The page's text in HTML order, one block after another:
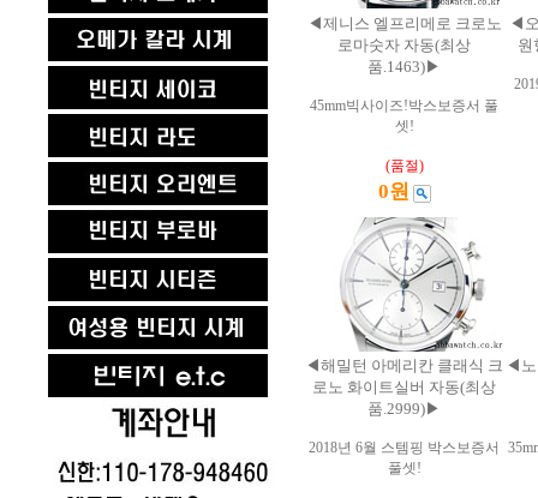
◀제니스 엘프리메로 크로노
로마숫자 자동(최상
품.1463)▶
45mm빅사이즈!박스보증서 풀
셋!
(품절)
0원
◀
원
◀해밀턴 아메리칸 클래식 크
로노 화이트실버 자동(최상
품.2999)▶
2018년 6월 스템핑 박스보증서
풀셋!
◀노